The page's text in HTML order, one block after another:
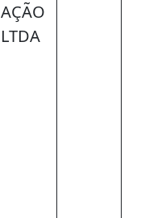
AÇÃO
LTDA